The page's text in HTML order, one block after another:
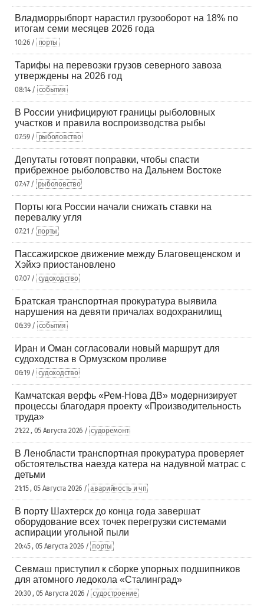
Владморрыбпорт нарастил грузооборот на 18% по
итогам семи месяцев 2026 года
10:26 / порты
Тарифы на перевозки грузов северного завоза
утверждены на 2026 год
08:14 / события
В России унифицируют границы рыболовных
участков и правила воспроизводства рыбы
07:59 / рыболовство
Депутаты готовят поправки, чтобы спасти
прибрежное рыболовство на Дальнем Востоке
07:47 / рыболовство
Порты юга России начали снижать ставки на
перевалку угля
07:21 / порты
Пассажирское движение между Благовещенском и
Хэйхэ приостановлено
07:07 / судоходство
Братская транспортная прокуратура выявила
нарушения на девяти причалах водохранилищ
06:39 / события
Иран и Оман согласовали новый маршрут для
судоходства в Ормузском проливе
06:19 / судоходство
Камчатская верфь «Рем-Нова ДВ» модернизирует
процессы благодаря проекту «Производительность
труда»
21:22 , 05 Августа 2026 / судоремонт
В Ленобласти транспортная прокуратура проверяет
обстоятельства наезда катера на надувной матрас с
детьми
21:15 , 05 Августа 2026 / аварийность и чп
В порту Шахтерск до конца года завершат
оборудование всех точек перегрузки системами
аспирации угольной пыли
20:45 , 05 Августа 2026 / порты
Севмаш приступил к сборке упорных подшипников
для атомного ледокола «Сталинград»
20:30 , 05 Августа 2026 / судостроение